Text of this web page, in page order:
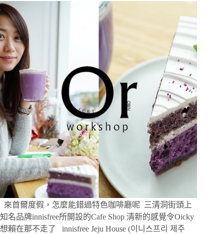
必
體
驗
一
次
的
韓
屋
住
宿
乾
淨
舒
適
還
有
小
園-
大
大
來首爾度假，怎麼能錯過特色咖啡廳呢 三清洞街頭上
知名品牌innisfree所開設的Cafe Shop 清新的感覺令Oicky
想賴在那不走了 innisfree Jeju House (이니스프리 제주